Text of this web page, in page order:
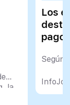
la
Los
pago
Según